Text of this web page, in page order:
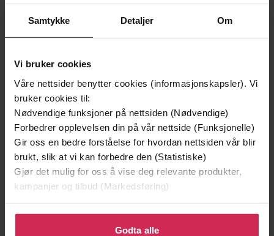
Samtykke Detaljer Om
Vi bruker cookies
Våre nettsider benytter cookies (informasjonskapsler). Vi
bruker cookies til:
Nødvendige funksjoner på nettsiden (Nødvendige)
Forbedrer opplevelsen din på vår nettside (Funksjonelle)
Gir oss en bedre forståelse for hvordan nettsiden vår blir
brukt, slik at vi kan forbedre den (Statistiske)
Gjør det mulig for oss å vise deg relevante produkter,
kampanjer og tilbud (Markedsføring)
Klikk på «Godta alle» for å gi oss ditt samtykke til å
bruke cookies for alle disse formålene. Du kan også
Godta alle
EBOK EBOK
Andre har også kjøpt
Premium
Vinner av Rivertonprisen
Premium
Første gang på tilbud